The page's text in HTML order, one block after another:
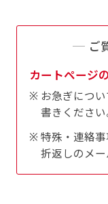
ご
カートページ
お急ぎにつ
書きください
特殊・連絡
折返しのメー